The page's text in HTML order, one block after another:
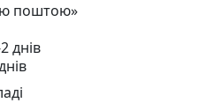
поштою»